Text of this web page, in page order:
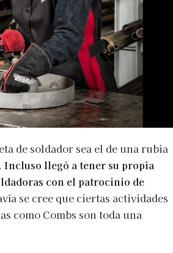
de soldador sea el de una rubia
Incluso llegó a tener su propia
con el patrocinio de
se cree que ciertas actividades
como Combs son toda una